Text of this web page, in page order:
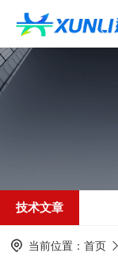
技术文章
当前位置： 首页